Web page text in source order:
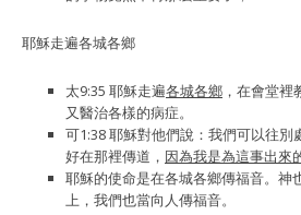
耶穌走遍各城各鄉
太9:35 耶穌走遍各城各鄉 ，在會堂裡
又醫治各樣的病症。
可1:38 耶穌對他們說：我們可以往
好在那裡傳道， 因為我是為這事出來的
耶穌的使命是在各城各鄉傳福音。神
上，我們也當向人傳福音。